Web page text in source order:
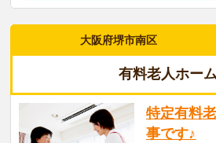
大阪府堺市南区
有料老人ホー
特定有料
事です♪